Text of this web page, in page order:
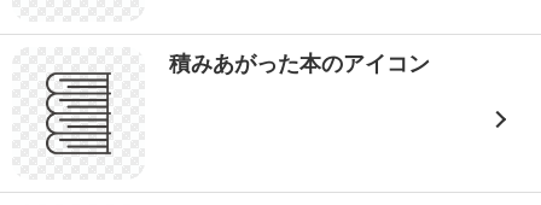
積みあがった本のアイコン